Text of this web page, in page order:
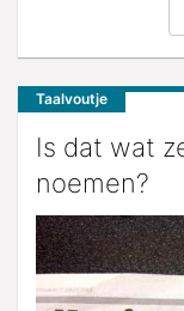
Taalvoutje
Is dat wat
noemen?